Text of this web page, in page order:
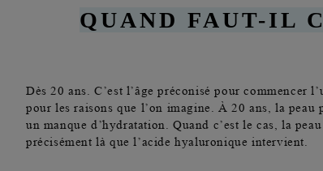
QUAND FAUT-IL
Dès 20 ans. C’est l’âge préconisé pour
pour les raisons que l’on imagine. À 20 ans, la
un manque d’hydratation. Quand c’est le cas, la
précisément là que l’acide hyaluronique intervient.